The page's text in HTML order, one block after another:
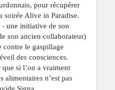
pour récupérer
soirée Alive in Paradise.
- une initiative de son
son ancien collaborateur)
contre le gaspillage
des consciences.
que si l’on a vraiment
alimentaires n’est pas